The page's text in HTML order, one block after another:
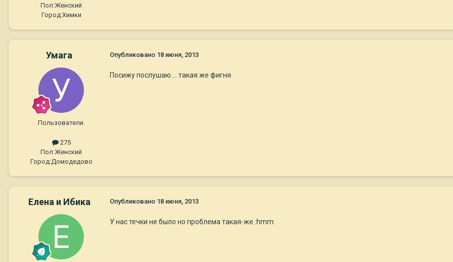
Пол:Женский
Город:Химки
Умага
Пользователи.
275
Пол:Женский
Город:Домодедово
Опубликовано 18 июня, 2013
Посижу послушаю.... такая же фигня
Елена и Ибика Опубликовано 18 июня, 2013
У нас течки не было но проблема такая-же :hmm: